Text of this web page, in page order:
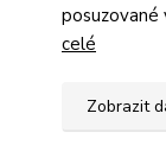
posuzované
celé
Zobrazit